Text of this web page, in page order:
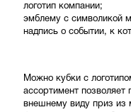
логотип компании;
эмблему с символикой
надпись о событии, к
Можно кубки с
ассортимент позволяет
внешнему виду приз из